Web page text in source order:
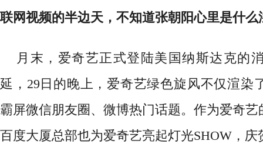
联网视频的半边天，不知道张朝阳心里是什么
月末，爱奇艺正式登陆美国纳斯达克的
延， 29日的晚上，爱奇艺绿色旋风不仅渲染
霸屏微信朋友圈、微博热门话题。作为爱奇艺
百度大厦总部也为爱奇艺亮起灯光SHOW，